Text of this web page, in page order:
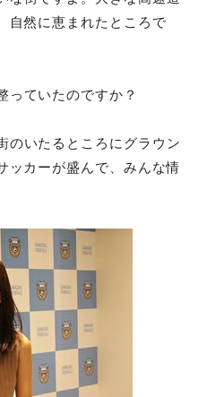
自然に恵まれたところで
っていたのですか？
のいたるところにグラウン
ッカーが盛んで、みんな情